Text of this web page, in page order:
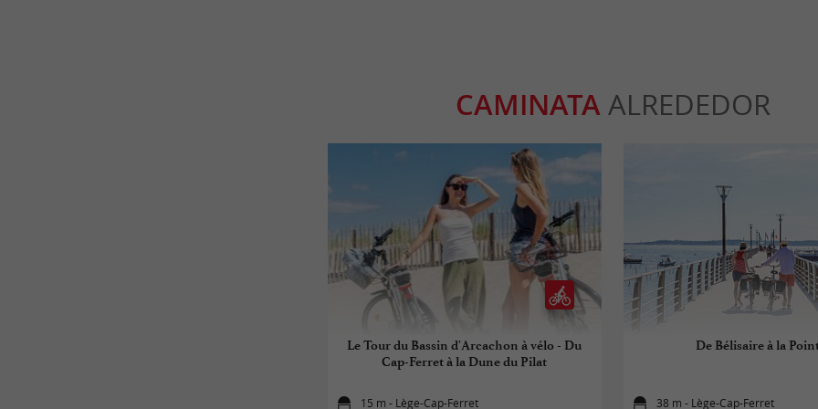
CAMINATAALREDEDOR
Le Tour du Bassin d'Arcachon à vélo - Du
Cap-Ferret à la Dune du Pilat
15 m - Lège-Cap-Ferret
De Bélisaire à la
38 m - Lège-Cap-Ferret